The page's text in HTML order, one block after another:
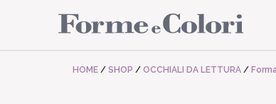
HOME / SHOP / OCCHIALI DA LETTURA /